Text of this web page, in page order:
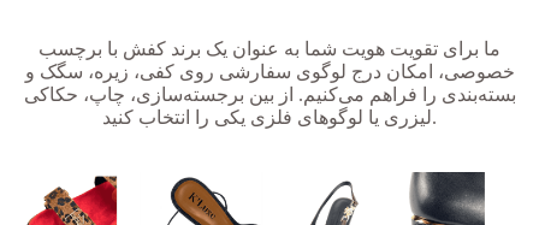
ما برای تقویت هویت شما به عنوان یک برند کفش با برچسب
خصوصی، امکان درج لوگوی سفارشی روی کفی، زیره، سگک و
بسته‌بندی را فراهم می‌کنیم. از بین برجسته‌سازی، چاپ، حکاکی
لیزری یا لوگوهای فلزی یکی را انتخاب کنید.